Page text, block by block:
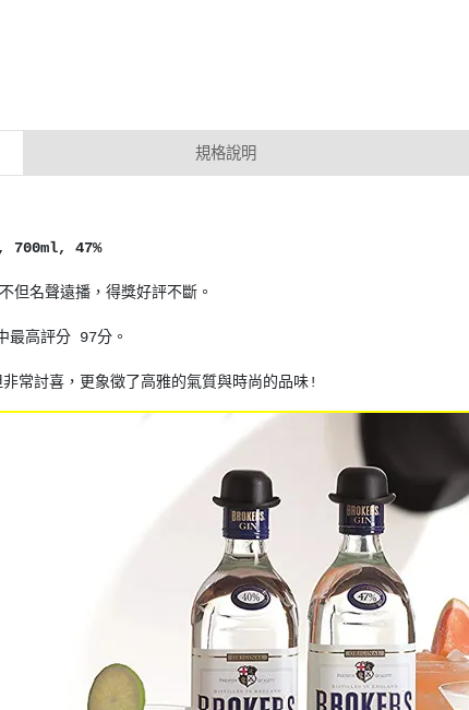
規格說明
700ml, 47%
名聲遠播，得獎好評不斷。
最高評分 97分。
常討喜，更象徵了高雅的氣質與時尚的品味!